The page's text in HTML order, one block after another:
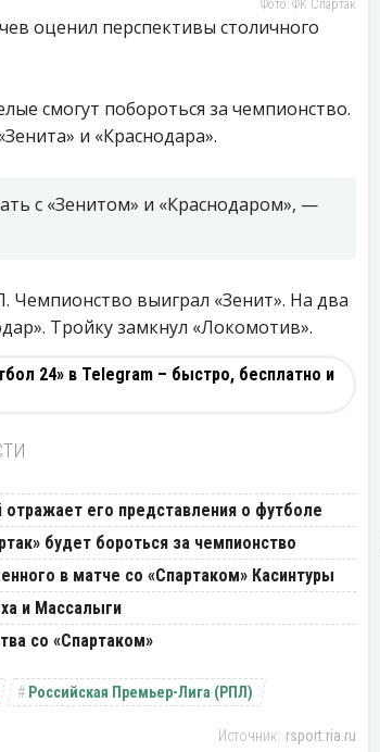
Фото: ФК Спартак
оценил перспективы столичного
смогут побороться за чемпионство.
и «Краснодара».
с «Зенитом» и «Краснодаром», —
Чемпионство выиграл «Зенит». На два
Тройку замкнул «Локомотив».
24» в Telegram – быстро, бесплатно и
отражает его представления о футболе
будет бороться за чемпионство
в матче со «Спартаком» Касинтуры
и Массалыги
со «Спартаком»
Российская Премьер-Лига (РПЛ)
rsport.ria.ru